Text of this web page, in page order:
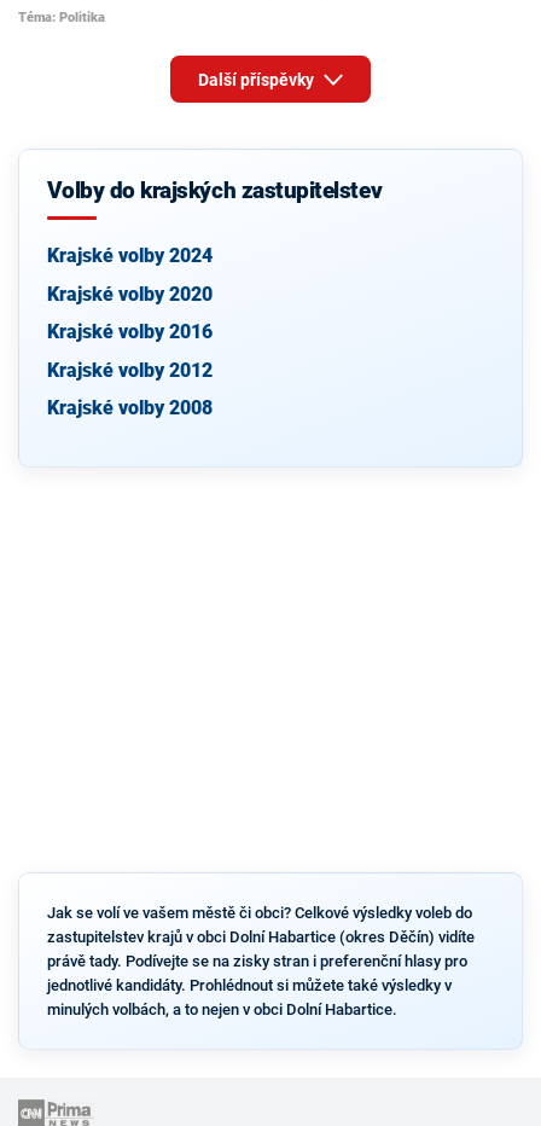
Téma: Politika
Další příspěvky
Volby do krajských zastupitelstev
Krajské volby 2024
Krajské volby 2020
Krajské volby 2016
Krajské volby 2012
Krajské volby 2008
Jak se volí ve vašem městě či obci? Celkové výsledky voleb do
zastupitelstev krajů v obci Dolní Habartice (okres Děčín) vidíte
právě tady. Podívejte se na zisky stran i preferenční hlasy pro
jednotlivé kandidáty. Prohlédnout si můžete také výsledky v
minulých volbách, a to nejen v obci Dolní Habartice.